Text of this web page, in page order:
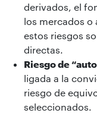
derivados, el
los mercados o
estos riesgos
directas.
Riesgo de
ligada a la
riesgo de
seleccionados.